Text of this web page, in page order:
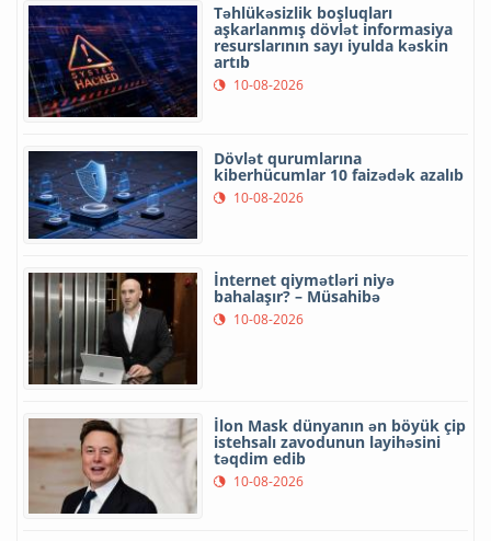
Təhlükəsizlik boşluqları
aşkarlanmış dövlət informasiya
resurslarının sayı iyulda kəskin
artıb
10-08-2026
Dövlət qurumlarına
kiberhücumlar 10 faizədək azalıb
10-08-2026
İnternet qiymətləri niyə
bahalaşır? – Müsahibə
10-08-2026
İlon Mask dünyanın ən böyük çip
istehsalı zavodunun layihəsini
təqdim edib
10-08-2026